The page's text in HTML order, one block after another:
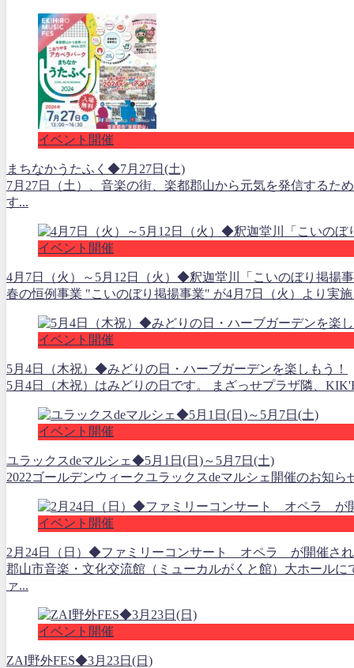
イベント開催
まちなかうたふく◆7月27日(土)
7月27日（土）、音楽の街、楽都郡山から元気を発信するた
す...
イベント開催
4月7日（火）～5月12日（火）◆釈迦堂川「こいのぼり掲揚
春の恒例事業 "こいのぼり掲揚事業" が4月7日（火）より実
イベント開催
5月4日（木祝）◆みどりの日・ハーブガーデンを楽しもう！
5月4日（木祝）はみどりの日です。 まざっせプラザ隣、
イベント開催
ユラックスdeマルシェ◆5月1日(日)～5月7日(土)
2022ゴールデンウィークユラックスdeマルシェ開催のお知
イベント開催
2月24日（日）◆ファミリーコンサート オペラ が開催さ
郡山市音楽・文化交流館（ミューカルがくと館）大ホール
ァ...
イベント開催
ZAI野外FES◆3月23日(日)